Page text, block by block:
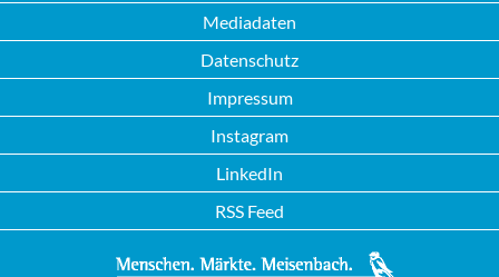
Mediadaten
Datenschutz
Impressum
Instagram
LinkedIn
RSS Feed